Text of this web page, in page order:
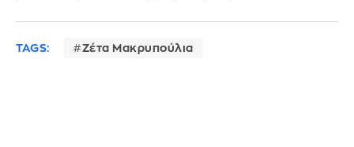
TAGS: Ζέτα Μακρυπούλια